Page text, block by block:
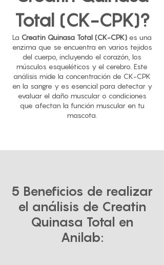
Total (CK-CPK)?
La Creatin Quinasa Total (CK-CPK) es una
enzima que se encuentra en varios tejidos
del cuerpo, incluyendo el corazón, los
músculos esqueléticos y el cerebro. Este
análisis mide la concentración de CK-CPK
en la sangre y es esencial para detectar y
evaluar el daño muscular o condiciones
que afectan la función muscular en tu
mascota.
5 Beneficios de realizar
el análisis de Creatin
Quinasa Total en
Anilab: